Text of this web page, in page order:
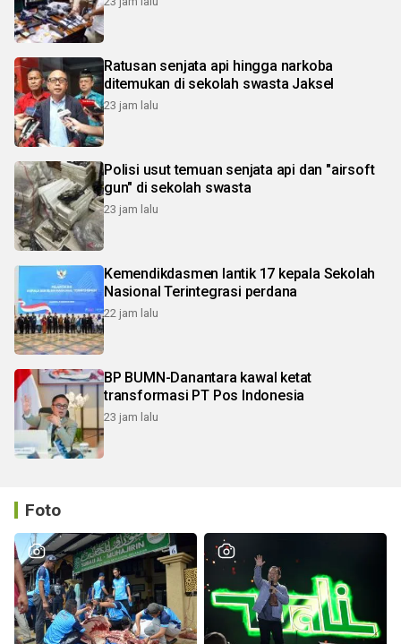
Ratusan senjata api hingga narkoba
ditemukan di sekolah swasta Jaksel
23 jam lalu
Polisi usut temuan senjata api dan "airsoft
gun" di sekolah swasta
23 jam lalu
Kemendikdasmen lantik 17 kepala Sekolah
Nasional Terintegrasi perdana
22 jam lalu
BP BUMN-Danantara kawal ketat
transformasi PT Pos Indonesia
23 jam lalu
Foto